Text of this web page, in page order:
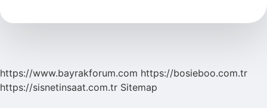
https://www.bayrakforum.com https://bosieboo.com.tr
https://sisnetinsaat.com.tr Sitemap